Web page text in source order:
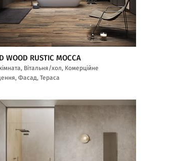
WOOD RUSTIC MOCCA
Вітальня/хол, Комерційне
Фасад, Тераса